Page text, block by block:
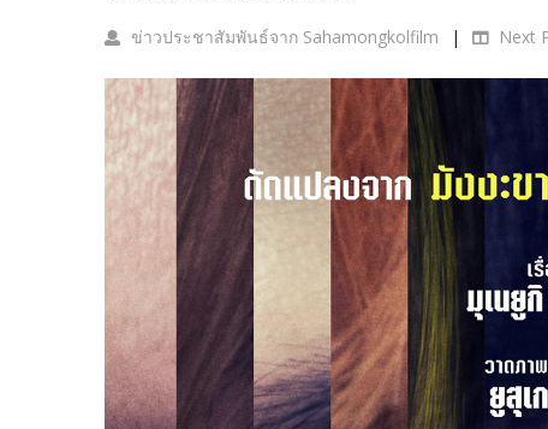
ข่าวประชาสัมพันธ์จาก Sahamongkolfilm Next